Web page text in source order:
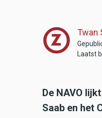
Twan
Laatst
De NAVO
Saab en het